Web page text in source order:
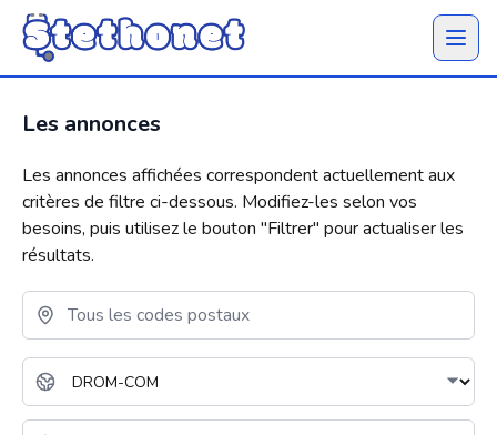
Ouvrir
Les annonces
Les annonces affichées correspondent actuellement aux
critères de filtre ci-dessous. Modifiez-les selon vos
besoins, puis utilisez le bouton "Filtrer" pour actualiser les
résultats.